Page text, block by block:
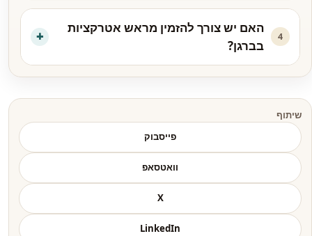
4
האם יש צורך להזמין מראש אטרקציות
בברגן?
שיתוף
פייסבוק
וואטסאפ
X
LinkedIn